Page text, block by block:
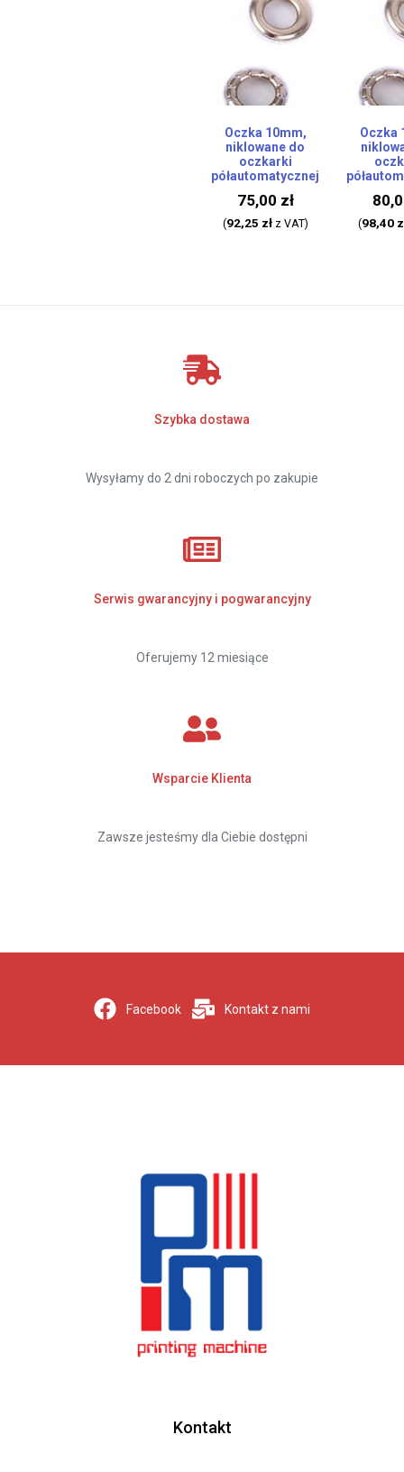
Oczka 10mm,
niklowane do
oczkarki
półautomatycznej
75,00 zł
(92,25 złz VAT)
Oczka
(98,40
Szybka dostawa
Wysyłamy do 2 dni roboczych po zakupie
Serwis gwarancyjny i pogwarancyjny
Oferujemy 12 miesiące
Wsparcie Klienta
Zawsze jesteśmy dla Ciebie dostępni
Facebook Kontakt z nami
Kontakt